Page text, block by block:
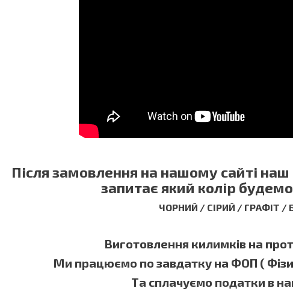
Після замовлення на нашому сайті
запитає який колір
ЧОРНИЙ / СІРИЙ / ГРАФІТ /
Виготовлення килимків на
Ми працюємо по завдатку на ФОП (
Та сплачуємо податки в